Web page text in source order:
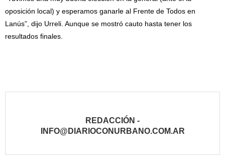
oposición local) y esperamos ganarle al Frente de Todos en
Lanús”, dijo Urreli. Aunque se mostró cauto hasta tener los
resultados finales.
REDACCIÓN -
INFO@DIARIOCONURBANO.COM.AR